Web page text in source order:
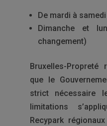
De mardi à
Dimanche et
changement)
Bruxelles-Propreté
que le
strict nécessaire
limitations
Recypark